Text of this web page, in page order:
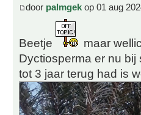
door palmgek op 01 aug
Beetje
maar
Dyctiosperma er nu
tot 3 jaar terug had is